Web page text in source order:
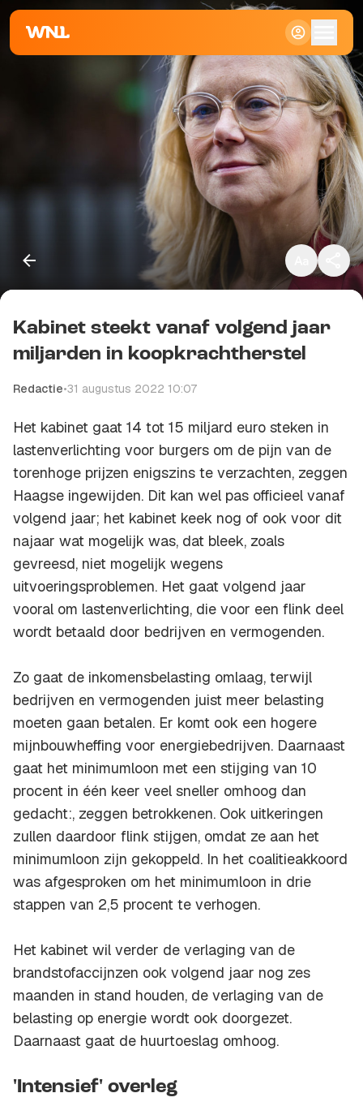
Klein
Standaard
Kopieer link
Kabinet steekt vanaf volgend jaar
miljarden in koopkrachtherstel
Redactie•31 augustus 2022 10:07
Het kabinet gaat 14 tot 15 miljard euro steken in
lastenverlichting voor burgers om de pijn van de
torenhoge prijzen enigszins te verzachten, zeggen
Haagse ingewijden. Dit kan wel pas officieel vanaf
volgend jaar; het kabinet keek nog of ook voor dit
najaar wat mogelijk was, dat bleek, zoals
gevreesd, niet mogelijk wegens
uitvoeringsproblemen. Het gaat volgend jaar
vooral om lastenverlichting, die voor een flink deel
wordt betaald door bedrijven en vermogenden.
Zo gaat de inkomensbelasting omlaag, terwijl
bedrijven en vermogenden juist meer belasting
moeten gaan betalen. Er komt ook een hogere
mijnbouwheffing voor energiebedrijven. Daarnaast
gaat het minimumloon met een stijging van 10
procent in één keer veel sneller omhoog dan
gedacht:, zeggen betrokkenen. Ook uitkeringen
zullen daardoor flink stijgen, omdat ze aan het
minimumloon zijn gekoppeld. In het coalitieakkoord
was afgesproken om het minimumloon in drie
stappen van 2,5 procent te verhogen.
Het kabinet wil verder de verlaging van de
brandstofaccijnzen ook volgend jaar nog zes
maanden in stand houden, de verlaging van de
belasting op energie wordt ook doorgezet.
Daarnaast gaat de huurtoeslag omhoog.
'Intensief' overleg